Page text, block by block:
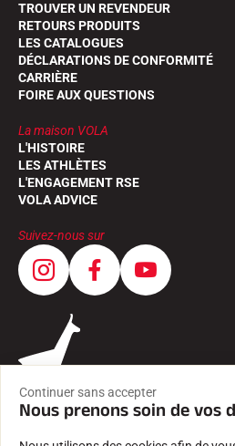
TROUVER UN REVENDEUR
RETOURS PRODUITS
LES CATALOGUES
DÉCLARATIONS DE CONFORMITÉ
CARRIÈRE
FOIRE AUX QUESTIONS
La maison VOLA
L'HISTOIRE
LES ATHLÈTES
L'ENGAGEMENT RSE
VOLA ADVICE
Suivez-nous sur
Continuer sans accepter
Nous prenons soin de vos